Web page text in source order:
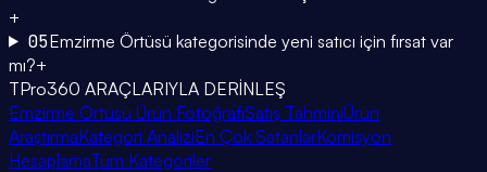
+
05Emzirme Örtüsü kategorisinde yeni satıcı için fırsat var
mı?+
TPro360 ARAÇLARIYLA DERİNLEŞ
Emzirme Örtüsü Ürün FotoğrafıSatış TahminiÜrün
AraştırmaKategori AnaliziEn Çok SatanlarKomisyon
HesaplamaTüm Kategoriler